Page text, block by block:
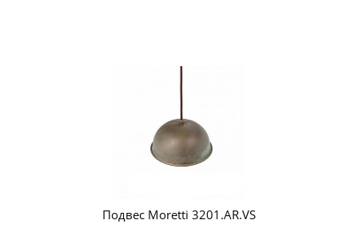
Подвес Moretti 3201.AR.VS